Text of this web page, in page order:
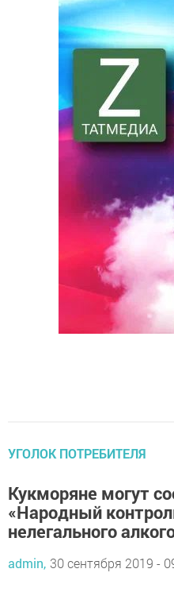
УГОЛОК ПОТРЕБИТЕЛЯ
Кукморяне могут
«Народный
нелегального
admin, 30 сентября 2019 -